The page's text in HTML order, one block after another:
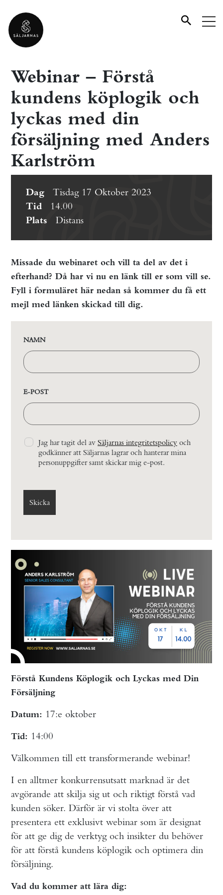
Webinar – Förstå
kundens köplogik och
lyckas med din
försäljning med Anders
Karlström
Dag
Tisdag 17 Oktober 2023
Tid
14.00
Plats
Distans
Missade du webinaret och vill ta del av det i
efterhand? Då har vi nu en länk till er som vill se.
Fyll i formuläret här nedan så kommer du få ett
mejl med länken skickad till dig.
NAMN
E-POST
Jag har tagit del av Säljarnas integritetspolicy och
godkänner att Säljarnas lagrar och hanterar mina
personuppgifter samt skickar mig e-post.
Förstå Kundens Köplogik och Lyckas med Din
Försäljning
Datum: 17:e oktober
Tid: 14:00
Välkommen till ett transformerande webinar!
I en alltmer konkurrensutsatt marknad är det
avgörande att skilja sig ut och riktigt förstå vad
kunden söker. Därför är vi stolta över att
presentera ett exklusivt webinar som är designat
för att ge dig de verktyg och insikter du behöver
för att förstå kundens köplogik och optimera din
försäljning.
Vad du kommer att lära dig: